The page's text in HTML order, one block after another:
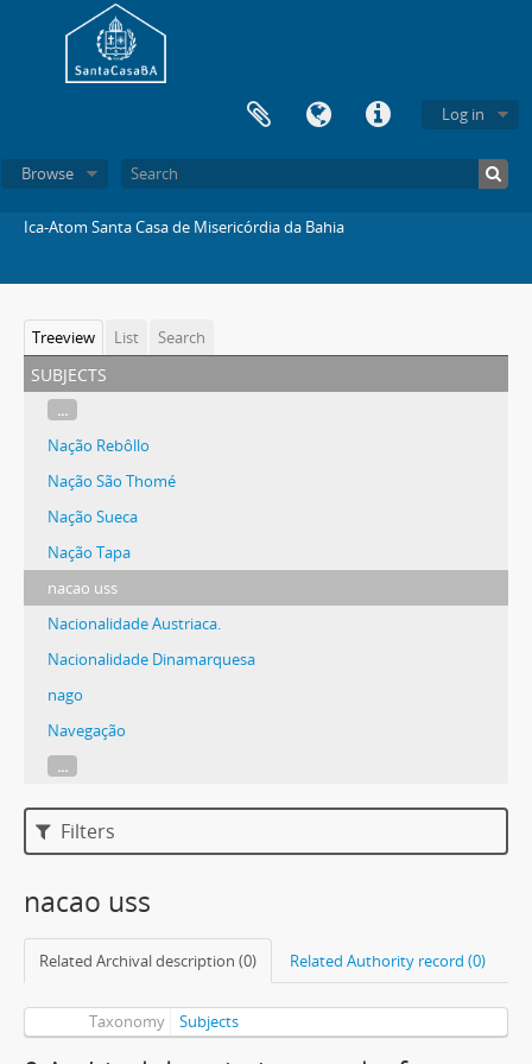
Log in
Browse
Ica-Atom Santa Casa de Misericórdia da Bahia
Treeview List Search
subjects
...
Nação Rebôllo
Nação São Thomé
Nação Sueca
Nação Tapa
nacao uss
Nacionalidade Austriaca.
Nacionalidade Dinamarquesa
nago
Navegação
...
Filters
nacao uss
Related Archival description (0) Related Authority record (0)
Taxonomy Subjects